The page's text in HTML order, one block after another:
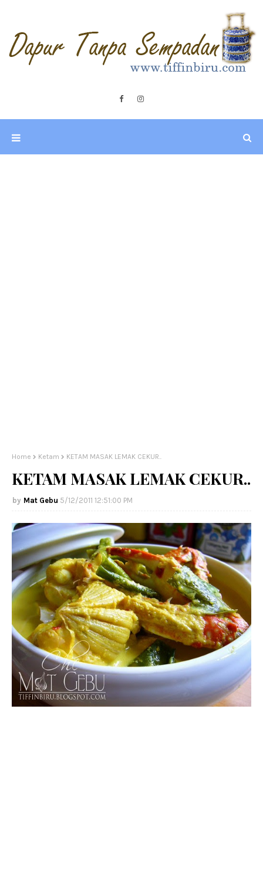
Home Ketam KETAM MASAK LEMAK CEKUR..
KETAM MASAK LEMAK CEKUR..
Mat Gebu 5/12/2011 12:51:00 PM